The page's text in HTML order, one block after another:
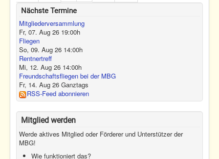
Nächste Termine
Mitgliederversammlung
Fr, 07. Aug 26 19:00h
Fliegen
So, 09. Aug 26 14:00h
Rentnertreff
Mi, 12. Aug 26 14:00h
Freundschaftsfliegen bei der MBG
Fr, 14. Aug 26 Ganztags
RSS-Feed abonnieren
Mitglied werden
Werde aktives Mitglied oder Förderer und Unterstützer der
MBG!
Wie funktioniert das?